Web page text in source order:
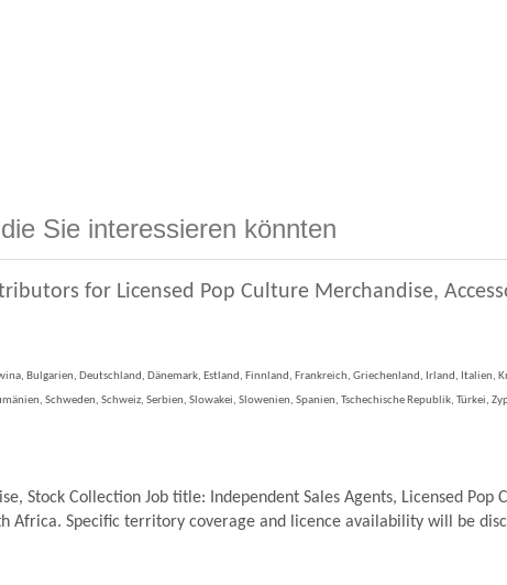
Sie interessieren könnten
for Licensed Pop Culture Merchandise,
Bulgarien, Deutschland, Dänemark, Estland, Finnland, Frankreich, Griechenland, Irland, Italien,
Schweden, Schweiz, Serbien, Slowakei, Slowenien, Spanien, Tschechische Republik, Türkei,
Stock Collection Job title: Independent Sales Agents, Licensed
Africa. Specific territory coverage and licence availability will be